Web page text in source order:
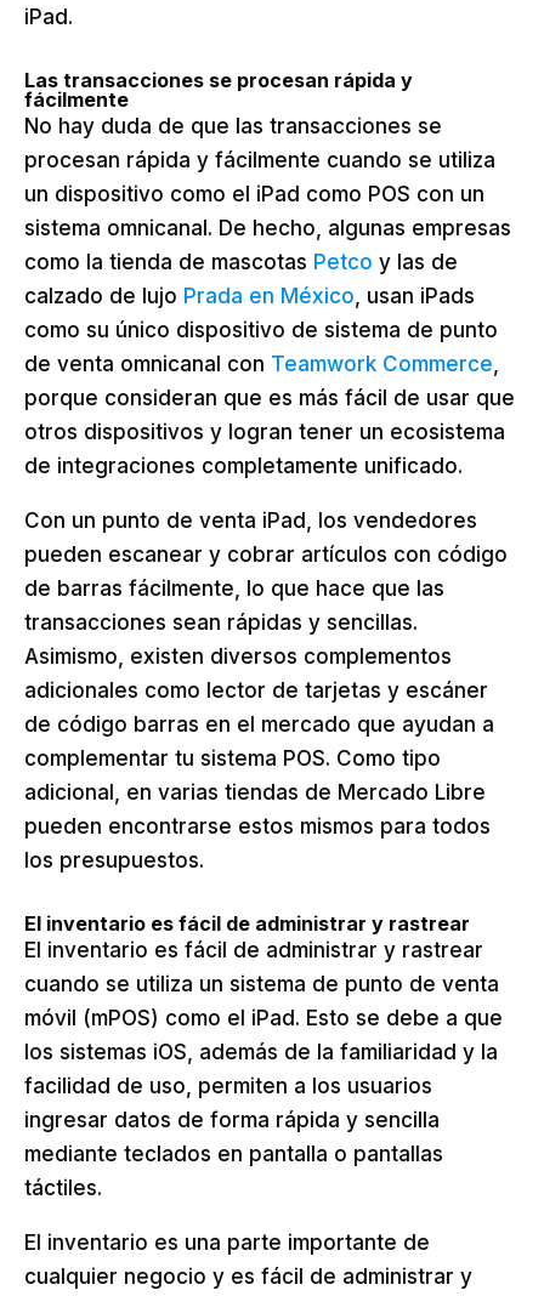
iPad.
Las transacciones se procesan rápida y
fácilmente
No hay duda de que las transacciones se
procesan rápida y fácilmente cuando se utiliza
un dispositivo como el iPad como POS con un
sistema omnicanal. De hecho, algunas empresas
como la tienda de mascotas Petco y las de
calzado de lujo Prada en México, usan iPads
como su único dispositivo de sistema de punto
de venta omnicanal con Teamwork Commerce,
porque consideran que es más fácil de usar que
otros dispositivos y logran tener un ecosistema
de integraciones completamente unificado.
Con un punto de venta iPad, los vendedores
pueden escanear y cobrar artículos con código
de barras fácilmente, lo que hace que las
transacciones sean rápidas y sencillas.
Asimismo, existen diversos complementos
adicionales como lector de tarjetas y escáner
de código barras en el mercado que ayudan a
complementar tu sistema POS. Como tipo
adicional, en varias tiendas de Mercado Libre
pueden encontrarse estos mismos para todos
los presupuestos.
El inventario es fácil de administrar y rastrear
El inventario es fácil de administrar y rastrear
cuando se utiliza un sistema de punto de venta
móvil (mPOS) como el iPad. Esto se debe a que
los sistemas iOS, además de la familiaridad y la
facilidad de uso, permiten a los usuarios
ingresar datos de forma rápida y sencilla
mediante teclados en pantalla o pantallas
táctiles.
El inventario es una parte importante de
cualquier negocio y es fácil de administrar y